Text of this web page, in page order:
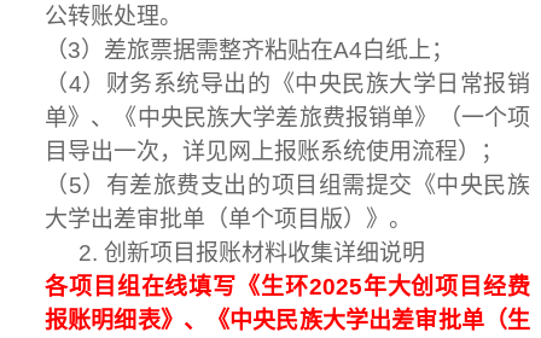
公转账处理。
（3）差旅票据需整齐粘贴在A4白纸上；
（4）财务系统导出的《中央民族大学日常报销
单》、《中央民族大学差旅费报销单》（一个项
目导出一次，详见网上报账系统使用流程）；
（5）有差旅费支出的项目组需提交《中央民族
大学出差审批单（单个项目版）》。
2. 创新项目报账材料收集详细说明
各项目组在线填写《生环2025年大创项目经费
报账明细表》、《中央民族大学出差审批单（生